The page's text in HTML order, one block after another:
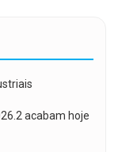
acabam hoje